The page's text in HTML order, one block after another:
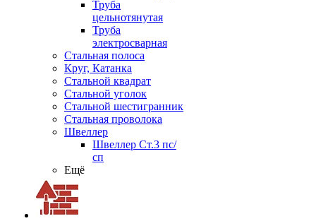
Труба
цельнотянутая
Труба
электросварная
Стальная полоса
Круг, Катанка
Стальной квадрат
Стальной уголок
Стальной шестигранник
Стальная проволока
Швеллер
Швеллер Ст.3 пс/
сп
Ещё